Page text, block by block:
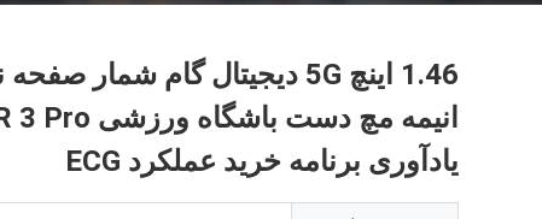
یادآوری برنامه خرید عملکرد ECG